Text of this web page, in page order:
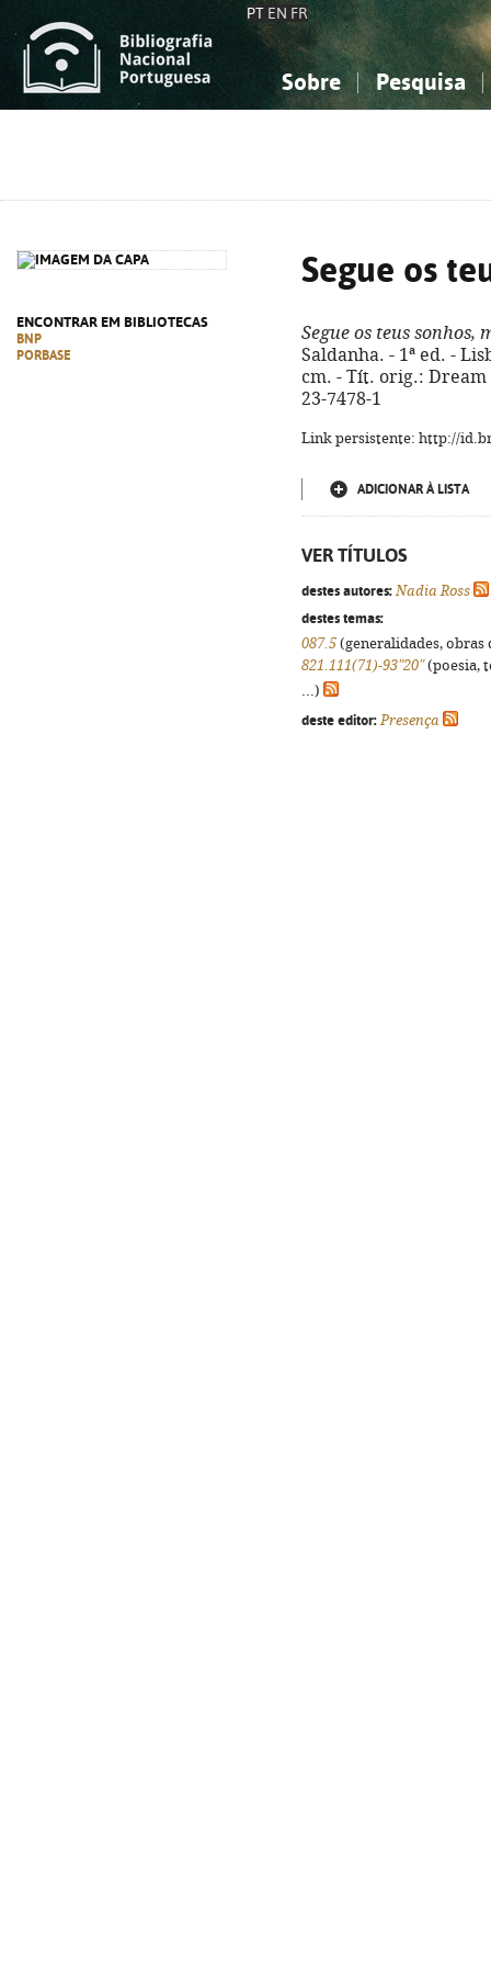
PT EN FR
Sobre Pesquisa
ENCONTRAR EM BIBLIOTECAS
BNP
PORBASE
Segue os
Segue os teus sonhos,
Saldanha. - 1ª ed. -
cm. - Tít. orig.: Dream
23-7478-1
Link persistente: http://
ADICIONAR À LISTA
VER TÍTULOS
destes autores: Nadia Ross
destes temas:
087.5 (generalidades,
821.111(71)-93"20"(poesia,
...)
deste editor: Presença